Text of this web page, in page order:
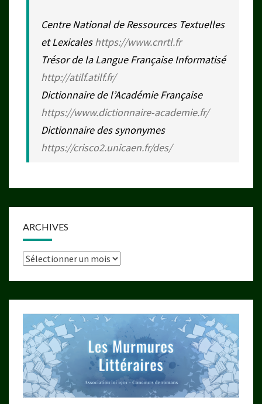
Centre National de Ressources Textuelles
et Lexicaleshttps://www.cnrtl.fr
Trésor de la Langue Française Informatisé
http://atilf.atilf.fr/
Dictionnaire de l’Académie Française
https://www.dictionnaire-academie.fr/
Dictionnaire des synonymes
https://crisco2.unicaen.fr/des/
ARCHIVES
Archives